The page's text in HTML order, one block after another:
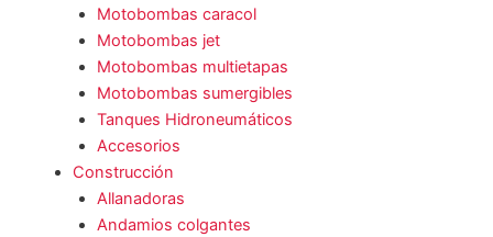
Motobombas caracol
Motobombas jet
Motobombas multietapas
Motobombas sumergibles
Tanques Hidroneumáticos
Accesorios
Construcción
Allanadoras
Andamios colgantes